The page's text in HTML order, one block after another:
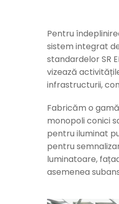
Pentru
sistem integrat
standardelor SR
vizează
infrastructurii,
Fabricăm o
monopoli conici
pentru iluminat
pentru
luminatoare,
asemenea